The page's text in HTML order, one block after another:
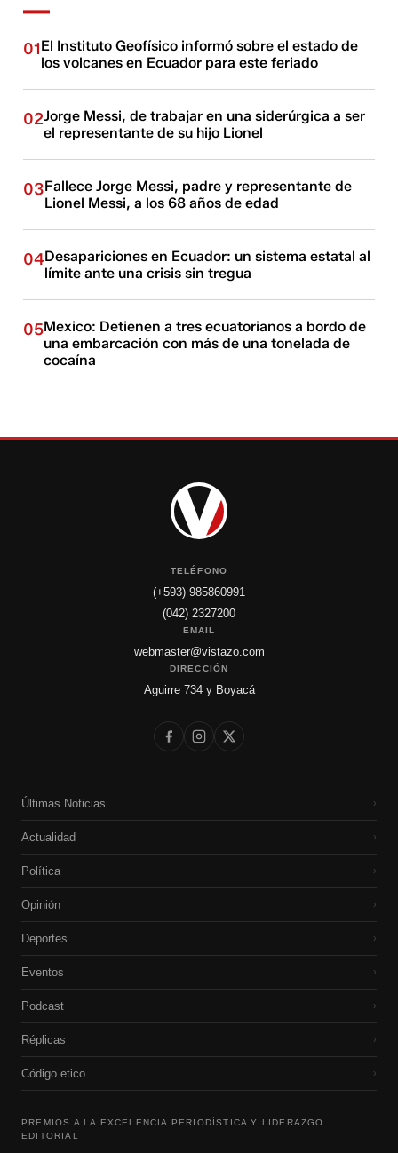
01El Instituto Geofísico informó sobre el estado de
los volcanes en Ecuador para este feriado
02Jorge Messi, de trabajar en una siderúrgica a ser
el representante de su hijo Lionel
03Fallece Jorge Messi, padre y representante de
Lionel Messi, a los 68 años de edad
04Desapariciones en Ecuador: un sistema estatal al
límite ante una crisis sin tregua
05Mexico: Detienen a tres ecuatorianos a bordo de
una embarcación con más de una tonelada de
cocaína
TELÉFONO
(+593) 985860991
(042) 2327200
EMAIL
webmaster@vistazo.com
DIRECCIÓN
Aguirre 734 y Boyacá
Últimas Noticias ›
Actualidad ›
Política ›
Opinión ›
Deportes ›
Eventos ›
Podcast ›
Réplicas ›
Código etico ›
PREMIOS A LA EXCELENCIA PERIODÍSTICA Y LIDERAZGO
EDITORIAL